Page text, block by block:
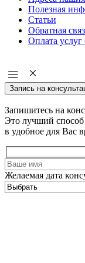
Полезная
Статьи
Обратная
Оплата услуг
Запись на
Запишитесь на
Это лучший
в удобное для Вас
Желаемая дата